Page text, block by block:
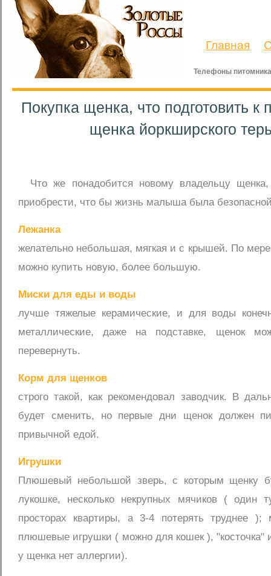
Главная
Телефоны
Покупка щенка, что подготовить к
щенка йоркширского
Что же понадобится новому владельцу
приобрести, что бы жизнь малыша была
Лежанка
желательно небольшая, мягкая и с крышей. По мере
можно купить новую, более большую.
Миски для еды и воды
лучше тяжелые керамические, и для воды
металлические, даже на подставке, щенок
перевернуть.
Корм для щенков
строго такой, как рекомендовал заводчик. В
будет сменить, но первые дни щенок должен
привычной едой.
Игрушки
Плюшевый небольшой зверь, с которым щенку
лукошке, несколько некрупных мячиков ( один
просторах квартиры, а 3-4 потерять труднее
плюшевые игрушки ( можно для кошек ), "косточка"
у щенка нет аллергии).